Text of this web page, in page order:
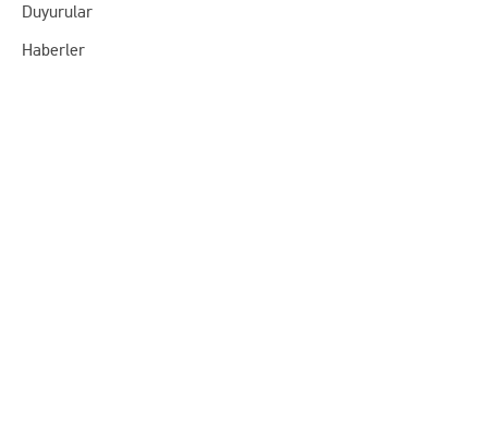
Duyurular
Haberler